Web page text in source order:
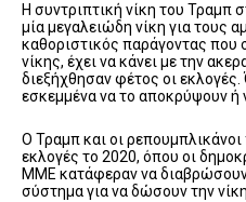
Η συντριπτική νίκη του Τραμπ
μία μεγαλειώδη νίκη για τους
καθοριστικός παράγοντας που
νίκης, έχει να κάνει με την
διεξήχθησαν φέτος οι
εσκεμμένα να το αποκρύψουν ή
Ο Τραμπ και οι
εκλογές το 2020, όπου οι
ΜΜΕ κατάφεραν να διαβρώσουν
σύστημα για να δώσουν την